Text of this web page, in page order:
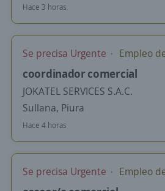
Hace 3 horas
Se precisa Urgente Empleo
coordinador comercial
JOKATEL SERVICES S.A.C.
Sullana, Piura
Hace 4 horas
Se precisa Urgente Empleo